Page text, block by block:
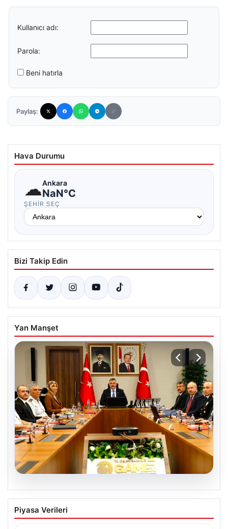
Kullanıcı adı:
Parola:
Beni hatırla
Paylaş:
Hava Durumu
☁Ankara
NaN°C
ŞEHIR SEÇ
Bizi Takip Edin
Yan Manşet
Organize suçla mücadele toplantısı.
İçişleri Bakanı Çiftçi: Hiçbir suç
Piyasa Verileri